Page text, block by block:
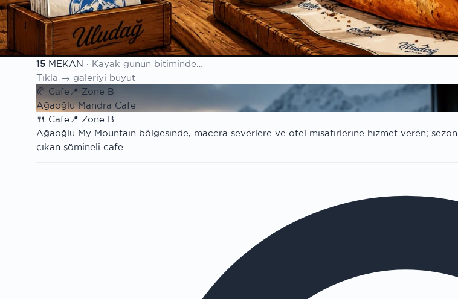
Hava & Kar
Detaylı tahmin · kar raporu
100. Yıl
Cumhuriyet sezonu
Mekan listesi
15 MEKAN · Kayak günün bitiminde…
Tıkla → galeriyi büyüt
🥐 Cafe 📍 Zone B
Ağaoğlu Mandra Cafe
🍴 Cafe📍 Zone B
Ağaoğlu My Mountain bölgesinde, macera severlere ve otel misafirlerine hizmet veren;
çıkan şömineli cafe.